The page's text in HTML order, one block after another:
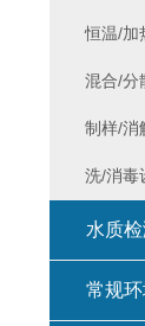
恒温/加
混合/分
制样/消
洗/消毒
水质
常规